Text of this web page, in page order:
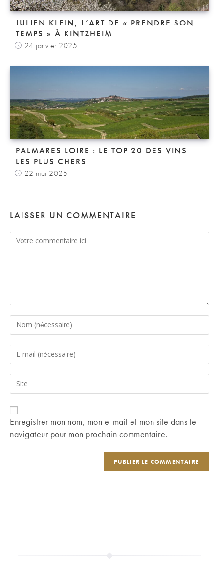
JULIEN KLEIN, L’ART DE « PRENDRE SON
TEMPS » À KINTZHEIM
24 janvier 2025
PALMARES LOIRE : LE TOP 20 DES VINS
LES PLUS CHERS
22 mai 2025
LAISSER UN COMMENTAIRE
Comment
Enter
your
name
comment
Enter
your
email
address
comment
Saisir
l’URL
de
votre
(facultatif)
Enregistrer mon nom, mon e-mail et mon site dans le
navigateur pour mon prochain commentaire.